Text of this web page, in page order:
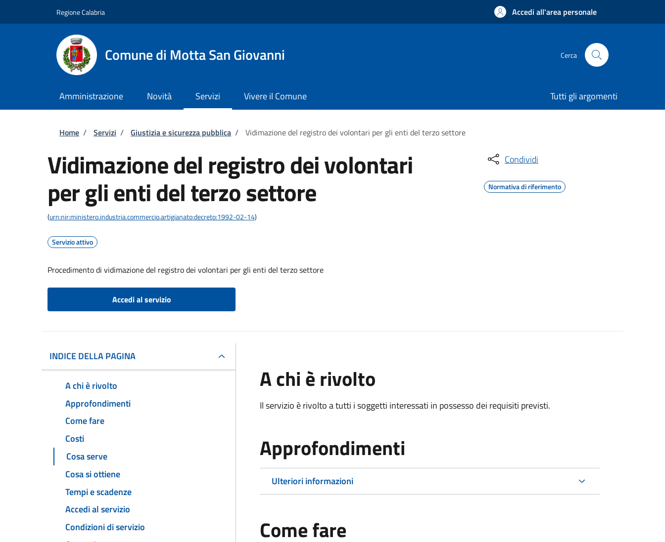
Regione Calabria Accedi all'area personale
Comune di Motta San Giovanni Cerca
Amministrazione Novità Servizi Vivere il Comune Tutti gli argomenti
Briciole di pane
Home / Servizi / Giustizia e sicurezza pubblica / Vidimazione del registro dei volontari per gli enti del terzo settore
Vidimazione del registro dei volontari
per gli enti del terzo settore
(urn:nir:ministero.industria.commercio.artigianato:decreto:1992-02-14)
Servizio attivo
Procedimento di vidimazione del registro dei volontari per gli enti del terzo settore
Accedi al servizio
Condividi
Normativa di riferimento
INDICE DELLA PAGINA
A chi è rivolto
Approfondimenti
Come fare
Costi
Cosa serve
Cosa si ottiene
Tempi e scadenze
Accedi al servizio
Condizioni di servizio
A chi è rivolto
Il servizio è rivolto a tutti i soggetti interessati in possesso dei requisiti previsti.
Approfondimenti
Ulteriori informazioni
Come fare